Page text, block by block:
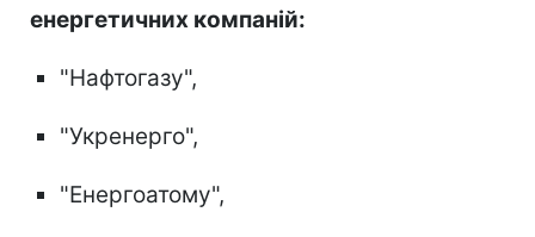
енергетичних компаній:
"Нафтогазу",
"Укренерго",
"Енергоатому",